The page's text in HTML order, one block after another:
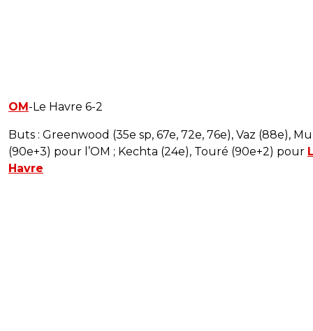
OM-Le Havre 6-2
Buts : Greenwood (35e sp, 67e, 72e, 76e), Vaz (88e),
(90e+3) pour l’OM ; Kechta (24e), Touré (90e+2) pour
Havre